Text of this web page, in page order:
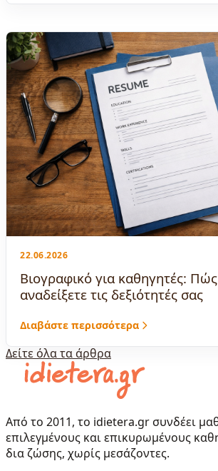
22.06.2026
Βιογραφικό για καθηγητές:
αναδείξετε τις δεξιότητές σας
Διαβάστε περισσότερα
Δείτε όλα τα άρθρα
Από το 2011, το idietera.gr συνδέει
επιλεγμένους και επικυρωμένους
δια ζώσης, χωρίς μεσάζοντες.